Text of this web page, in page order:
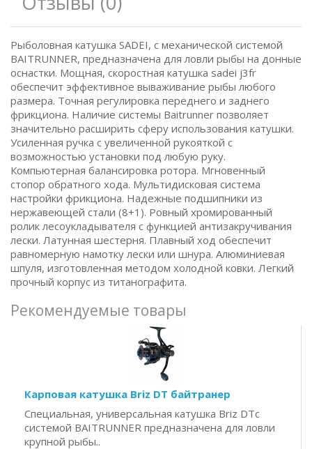
Рыболовная катушка SADEI, с механической системой
BAITRUNNER, предназначена для ловли рыбы на донные
оснастки. Мощная, скоростная катушка sadei j3fr
обеспечит эффективное вываживание рыбы любого
размера. Точная регулировка переднего и заднего
фрикциона. Наличие системы Baitrunner позволяет
значительно расширить сферу использования катушки.
Усиленная ручка с увеличенной рукояткой с
возможностью установки под любую руку.
Компьютерная балансировка ротора. Мгновенный
стопор обратного хода. Мультидисковая система
настройки фрикциона. Надежные подшипники из
нержавеющей стали (8+1). Ровный хромированный
ролик лесоукладывателя с функцией антизакручивания
лески. Латунная шестерня. Плавный ход обеспечит
равномерную намотку лески или шнура. Алюминиевая
шпуля, изготовленная методом холодной ковки. Легкий
прочный корпус из титанографита.
Рекомендуемые товары
Карповая катушка Briz DT байтранер
Специальная, универсальная катушка Briz DTс
системой BAITRUNNER предназначена для ловли
крупной рыбы..